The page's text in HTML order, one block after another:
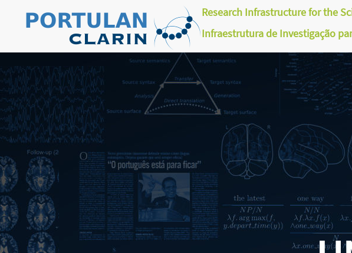
Research Infrastructure for the
Infraestrutura de Investigação